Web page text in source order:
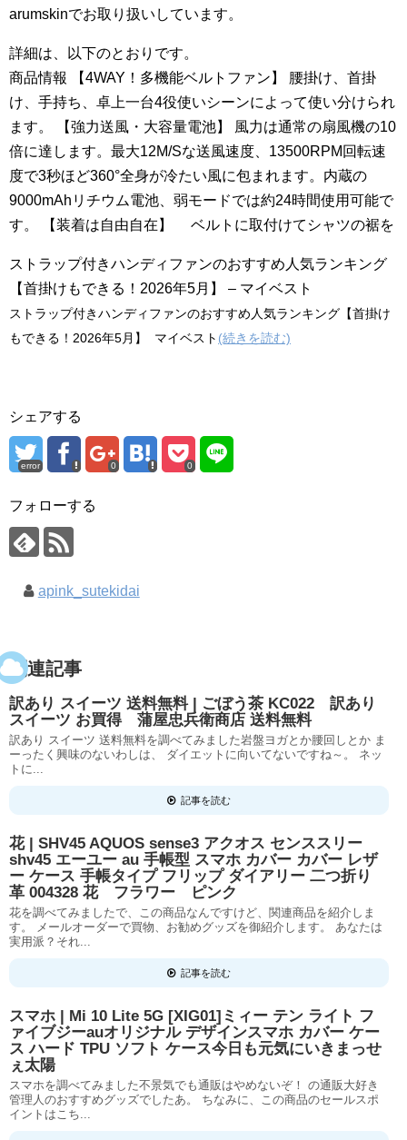
arumskinでお取り扱いしています。
詳細は、以下のとおりです。
商品情報 【4WAY！多機能ベルトファン】 腰掛け、首掛
け、手持ち、卓上一台4役使いシーンによって使い分けられ
ます。 【強力送風・大容量電池】 風力は通常の扇風機の10
倍に達します。最大12M/Sな送風速度、13500RPM回転速
度で3秒ほど360°全身が冷たい風に包まれます。内蔵の
9000mAhリチウム電池、弱モードでは約24時間使用可能で
す。 【装着は自由自在】 ベルトに取付けてシャツの裾を
ストラップ付きハンディファンのおすすめ人気ランキング
【首掛けもできる！2026年5月】 – マイベスト
ストラップ付きハンディファンのおすすめ人気ランキング【首掛け
もできる！2026年5月】 マイベスト (続きを読む)
シェアする
error 0 0
フォローする
apink_sutekidai
関連記事
訳あり スイーツ 送料無料 | ごぼう茶 KC022 訳あり
スイーツ お買得 蒲屋忠兵衛商店 送料無料
訳あり スイーツ 送料無料を調べてみました岩盤ヨガとか腰回しとか ま
ーったく興味のないわしは、 ダイエットに向いてないですね～。 ネッ
トに...
記事を読む
花 | SHV45 AQUOS sense3 アクオス センススリー
shv45 エーユー au 手帳型 スマホ カバー カバー レザ
ー ケース 手帳タイプ フリップ ダイアリー 二つ折り
革 004328 花 フラワー ピンク
花を調べてみましたで、この商品なんですけど、関連商品を紹介しま
す。 メールオーダーで買物、お勧めグッズを御紹介します。 あなたは
実用派？それ...
記事を読む
スマホ | Mi 10 Lite 5G [XIG01]ミィー テン ライト フ
ァイブジーauオリジナル デザインスマホ カバー ケー
ス ハード TPU ソフト ケース今日も元気にいきまっせ
ぇ太陽
スマホを調べてみました不景気でも通販はやめないぞ！ の通販大好き
管理人のおすすめグッズでしたあ。 ちなみに、この商品のセールスポ
イントはこち...